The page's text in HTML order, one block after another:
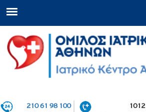
210 61 98 100 1012